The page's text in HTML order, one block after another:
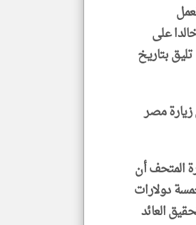
على
بتاريخ
زيارة مصر
المتحف أن
دولارات
العائد